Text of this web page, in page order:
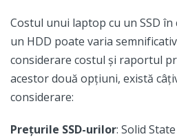
Costul unui laptop cu un SSD
un HDD poate varia
considerare costul și raportul
acestor două opțiuni, există
considerare:
Prețurile SSD-urilor: Solid